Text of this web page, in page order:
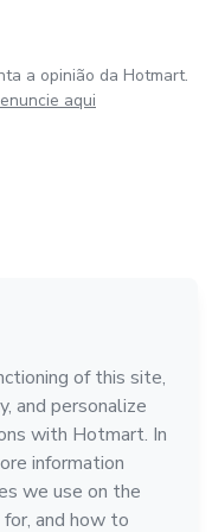
a opinião da Hotmart.
aqui